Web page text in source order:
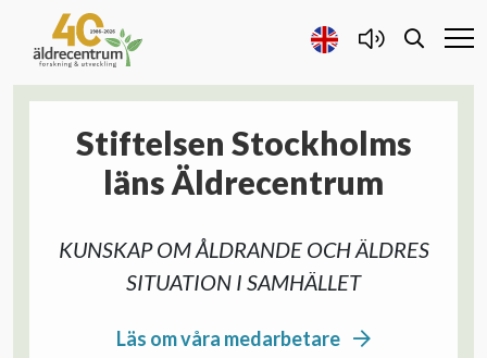
Forskning och Utveckling
Publicerat
Stiftelsen Stockholms
läns Äldrecentrum
KUNSKAP OM ÅLDRANDE OCH ÄLDRES
SITUATION I SAMHÄLLET
Läs om våra medarbetare